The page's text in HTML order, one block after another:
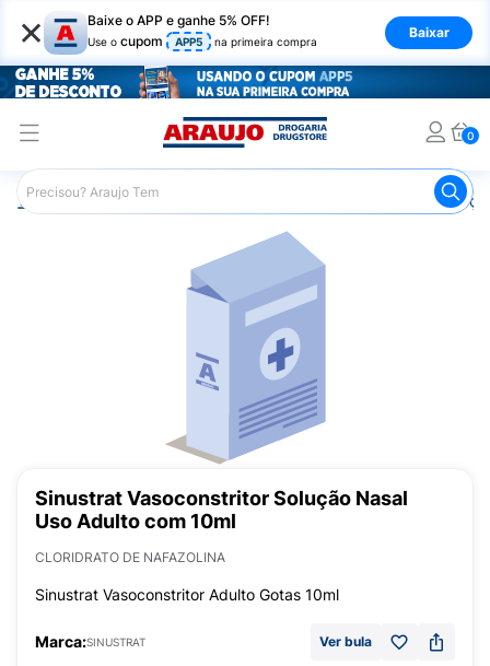
× Baixe o APP e ganhe 5% OFF!
Use o cupom APP5 na primeira compra
Baixar
0
Araujo Medicamentos Remédios para Alergias e
Sinustrat Vasoconstritor Solução Nasal
Uso Adulto com 10ml
CLORIDRATO DE NAFAZOLINA
Sinustrat Vasoconstritor Adulto Gotas 10ml
Marca:SINUSTRAT Ver bula